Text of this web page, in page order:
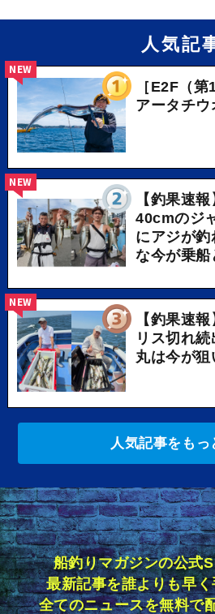
人気記
［E2F（
アータチウ
NEW
【釣果速
40cmのジ
にアジが
な今が乗船
NEW
【釣果速
リス切れ
丸は今が狙
NEW
人気記事をもっ
船釣りマガジンの公式
最新記事を誰よりも早
全てのニュースを無料で